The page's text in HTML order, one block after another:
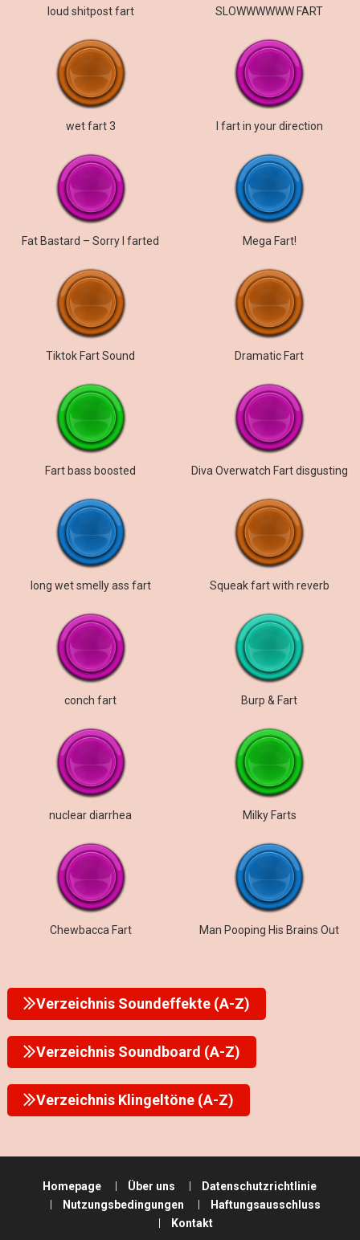
loud shitpost fart SLOWWWWWW FART
wet fart 3 I fart in your direction
Fat Bastard – Sorry I farted Mega Fart!
Tiktok Fart Sound Dramatic Fart
Fart bass boosted Diva Overwatch Fart disgusting
long wet smelly ass fart Squeak fart with reverb
conch fart Burp & Fart
nuclear diarrhea Milky Farts
Chewbacca Fart Man Pooping His Brains Out
Verzeichnis Soundeffekte (A-Z)
Verzeichnis Soundboard (A-Z)
Verzeichnis Klingeltöne (A-Z)
Homepage Über uns
Datenschutzrichtlinie
Nutzungsbedingungen
Haftungsausschluss
Kontakt